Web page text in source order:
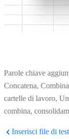
Parole chiave
Concatena,
cartelle di lavoro,
combina,
Inserisci file di